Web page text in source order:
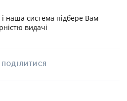
і наша система підбере Вам
видачі
ПОДІЛИТИСЯ